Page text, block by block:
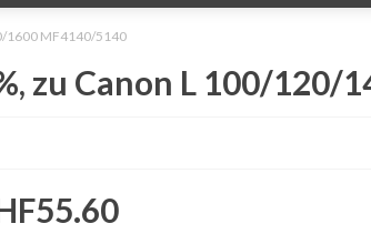
1600 MF4140/5140
zu Canon L 100/